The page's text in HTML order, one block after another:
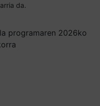
da.
programaren 2026ko